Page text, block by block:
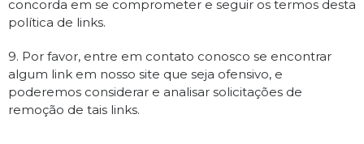
concorda em se comprometer e seguir os termos desta
política de links.
9. Por favor, entre em contato conosco se encontrar
algum link em nosso site que seja ofensivo, e
poderemos considerar e analisar solicitações de
remoção de tais links.